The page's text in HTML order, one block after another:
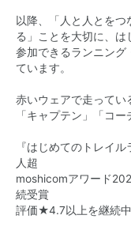
以降、「人と人とを
る」ことを大切に、
参加できるランニング
ています。
赤いウェアで走ってい
「キャプテン」「コ
『はじめてのトレイ
人超
moshicomアワード
続受賞
評価★4.7以上を継続中